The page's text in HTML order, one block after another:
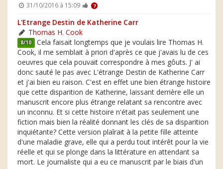
31/10/2016 à 15:09 7
L'Etrange Destin de Katherine Carr
Thomas H. Cook
8/10 Cela faisait longtemps que je voulais lire Thomas H.
Cook, il me semblait à priori d'après ce que j'avais lu de ces
oeuvres que cela pouvait correspondre à mes gôuts. J' ai
donc sauté le pas avec L'étrange Destin de Katherine Carr
et j'ai bien eu raison. C'est en effet une bien étrange histoire
que cette disparition de Katherine, laissant derrière elle un
manuscrit encore plus étrange relatant sa rencontre avec
un inconnu. Et si cette histoire n'était pas seulement une
fiction mais bien la réalité donnant les clés de sa disparition
inquiétante? Cette version plaîrait à la petite fille atteinte
d'une maladie grave, elle qui a perdu tout intérêt pour la vie
réelle et qui se plonge dans la littérature en attendant sa
mort. Le journaliste qui a eu ce manuscrit par le biais d'un